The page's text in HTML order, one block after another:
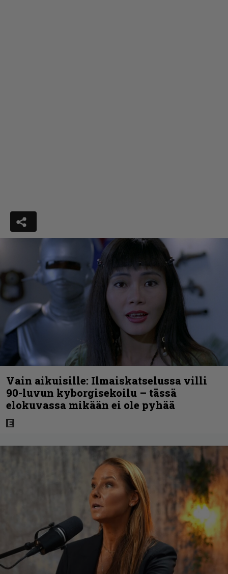
Vain aikuisille: Ilmaiskatselussa villi
90-luvun kyborgisekoilu – tässä
elokuvassa mikään ei ole pyhää